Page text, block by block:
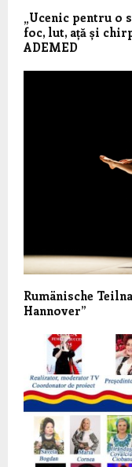
„Ucenic pentru o
foc, lut, ață și
ADEMED
Rumänische
Hannover”